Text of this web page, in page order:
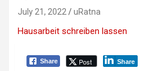
July 21, 2022 uRatna
Hausarbeit schreiben lassen
Share Post Share